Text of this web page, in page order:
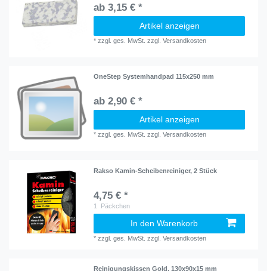
ab 3,15 € *
Artikel anzeigen
*zzgl. ges. MwSt. zzgl.Versandkosten
OneStep Systemhandpad 115x250 mm
ab 2,90 € *
Artikel anzeigen
*zzgl. ges. MwSt. zzgl.Versandkosten
Rakso Kamin-Scheibenreiniger, 2 Stück
4,75 € *
1 Päckchen
In den Warenkorb
*zzgl. ges. MwSt. zzgl.Versandkosten
Reinigungskissen Gold, 130x90x15 mm